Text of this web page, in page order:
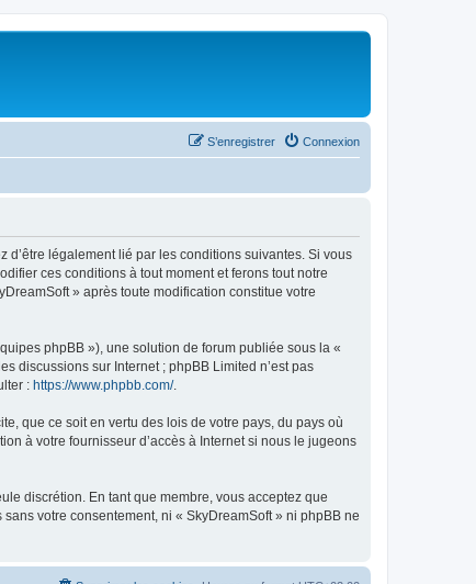
Connexion
S’enregistrer
d’être légalement lié par les conditions suivantes. Si vous
ces conditions à tout moment et ferons tout notre
» après toute modification constitue votre
phpBB »), une solution de forum publiée sous la «
discussions sur Internet ; phpBB Limited n’est pas
: https://www.phpbb.com/.
que ce soit en vertu des lois de votre pays, du pays où
à votre fournisseur d’accès à Internet si nous le jugeons
discrétion. En tant que membre, vous acceptez que
votre consentement, ni « SkyDreamSoft » ni phpBB ne